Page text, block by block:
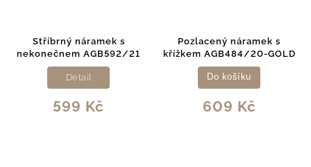
Stříbrný náramek s
nekonečnem AGB592/21
599 Kč
Detail
Pozlacený náramek s
křížkem AGB484/20-GOLD
609 Kč
Do košíku